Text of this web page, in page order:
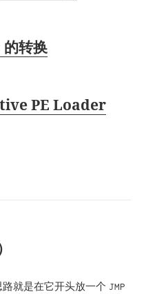
的转换
PE Loader
就是在它开头放一个 JMP